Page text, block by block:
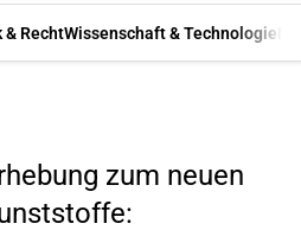
& RechtWissenschaft & Technologie
zum neuen